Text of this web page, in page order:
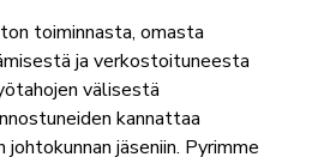
toiminnasta, omasta
ja verkostoituneesta
välisestä
kannattaa
jäseniin. Pyrimme